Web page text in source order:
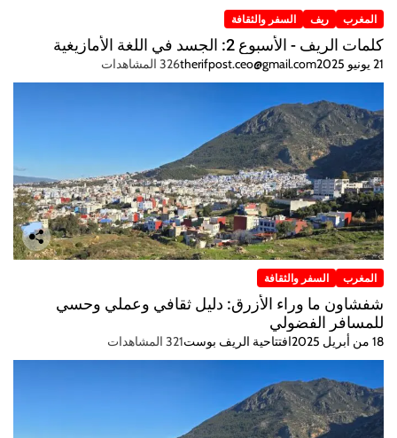
المغرب ريف السفر والثقافة
كلمات الريف - الأسبوع 2: الجسد في اللغة الأمازيغية
21 يونيو 2025 therifpost.ceo@gmail.com326 المشاهدات
المغرب السفر والثقافة
شفشاون ما وراء الأزرق: دليل ثقافي وعملي وحسي
للمسافر الفضولي
18 من أبريل 2025 افتتاحية الريف بوست321 المشاهدات